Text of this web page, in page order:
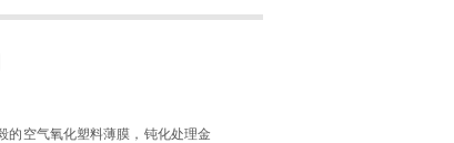
的空气氧化塑料薄膜，钝化处理金